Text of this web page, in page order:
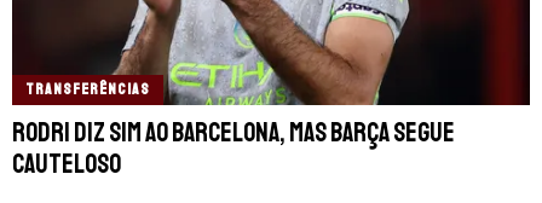
TRANSFERÊNCIAS
Rodri diz sim ao Barcelona, mas Barça segue
cauteloso